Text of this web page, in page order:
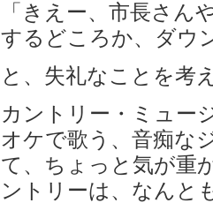
「きえー、市長さん
するどころか、ダウ
と、失礼なことを考
カントリー・ミュー
オケで歌う、音痴な
て、ちょっと気が重
ントリーは、なんと